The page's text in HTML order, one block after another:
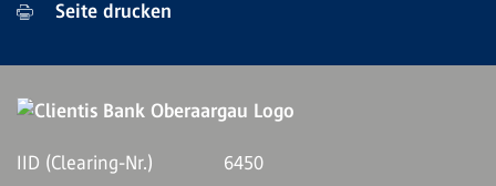
Seite drucken
IID (Clearing-Nr.)
6450